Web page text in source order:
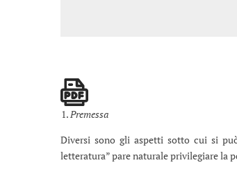
Premessa
Diversi sono gli aspetti sotto cui si
letteratura” pare naturale privilegiare la